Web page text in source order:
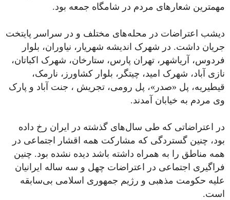
مهمترین شعارهای مردم در شامگاه جمعه بود.
دیشب اعتراضات در محله‌های مختلف و در سراسر پایتخت
جریان داشت. در شهرک اندیشه شهریار، نیاوران، بلوار
فردوس، آریاشهر، تهران پارس، ستارخان، شهرک اکباتان،
نازی آباد، شهرک امید، چیتگر، بلوار کشاورز، نارمک،
قیطیریه، پل «صدر»، پل رومی، تجریش ، جنت آباد و پارک
وی مردم به خیابان آمدند.
در اعتراضاتی که طی سال‌های گذشته در ایران رخ داده
بود، چنین گستردگی که مشارکت همه اقشار اجتماعی در
همه مناطق را به همراه داشته باشد دیده نشده بود. چنین
فراگیری اجتماعی در اعتراضات چهل و سه ساله ایرانیان
علیه حکومت مذهبی و رژیم جمهوری اسلامی بی‌سابقه
است.